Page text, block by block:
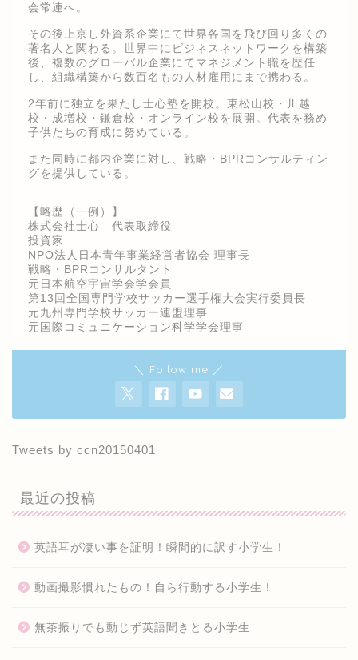
会常連へ。
その後上京し外資系企業にて世界各国を飛び回り多くの
著名人と関わる。世界中にビジネスネットワークを構築
後、複数のグローバル企業にてマネジメント職を歴任
し、組織構築から数百名もの人材雇用にまで携わる。
2年前に独立を果たし士心塾を開校。東松山校・川越
校・成増校・鎌倉校・オンライン校を展開。代表を務め
子供たちの育成に努めている。
また同時に都内企業に対し、戦略・BPRコンサルティン
グを提供している。
【略歴（一例）】
株式会社士心 代表取締役
投資家
NPO法人日本青年事業経営者協会 理事長
戦略・BPRコンサルタント
元日本航空宇宙学会学会員
第13回全国専門学校サッカー選手権大会実行委員長
元九州専門学校サッカー連盟理事
元国際コミュニケーション科学学会理事
＼ Follow me ／
Tweets by ccn20150401
最近の投稿
英語耳が凄い事を証明！瞬間的に訳す小学生！
動画撮影慣れたもの！自ら行動する小学生！
無茶振りでも動じず英語聞きとる小学生